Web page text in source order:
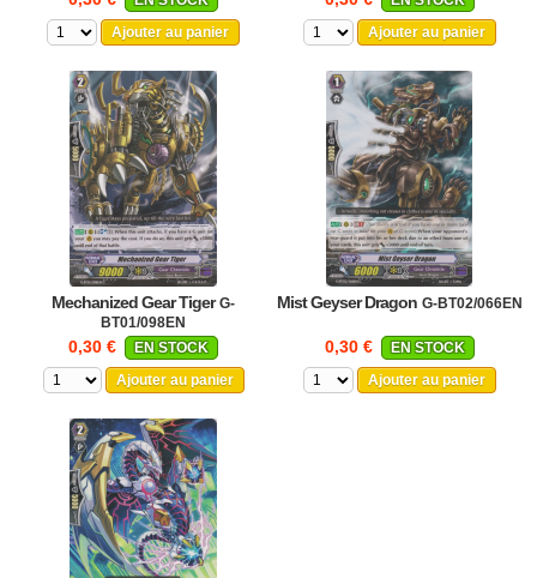
Ajouter au panier
Ajouter au panier
Mechanized Gear Tiger G-
BT01/098EN
0,30 €
EN STOCK
Ajouter au panier
Mist Geyser Dragon G-BT02/066EN
0,30 €
EN STOCK
Ajouter au panier